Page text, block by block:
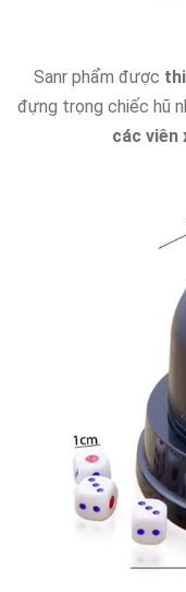
Sanr phẩm được
đựng trọng chiếc hũ
các viên